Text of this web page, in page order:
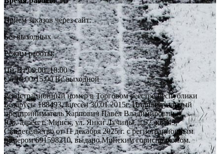
Прием заказов через сайт:
Без выходных
Режим работы:
Пн-Пт 09:00–18:00
Сб 10:00-15:00 Вс выходной
Регистрационный номер в Торговом реестре Республики
Беларусь: 188493, внесен 30.01.2015г. Индивидуальный
предприниматель Карпович Павел Владимирович.
Юр. адрес: г. Минск, ул. Янки Лучины, д.52, кв. 49,
Свидетельство от 11 декабря 2025 г. с регистрационным
номером 691598210, выдано Минским горисполкомом.